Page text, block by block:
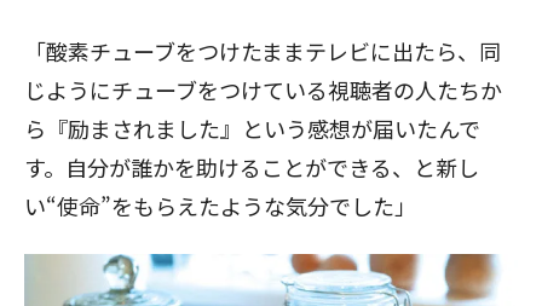
「酸素チューブをつけたままテレビに出たら、同
じようにチューブをつけている視聴者の人たちか
ら『励まされました』という感想が届いたんで
す。自分が誰かを助けることができる、と新し
い“使命”をもらえたような気分でした」